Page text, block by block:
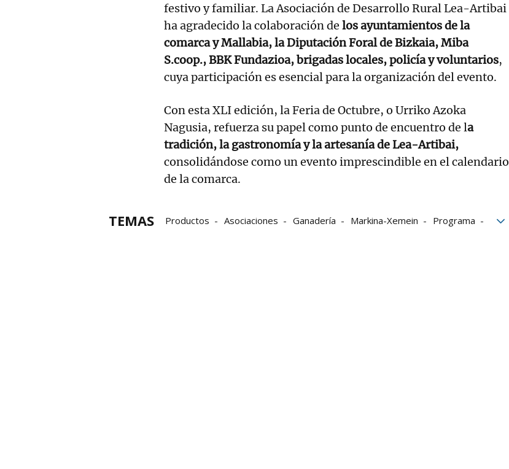
festivo y familiar. La Asociación de Desarrollo Rural Lea-Artibai
ha agradecido la colaboración de los ayuntamientos de la
comarca y Mallabia, la Diputación Foral de Bizkaia, Miba
S.coop., BBK Fundazioa, brigadas locales, policía y voluntarios,
cuya participación es esencial para la organización del evento.
Con esta XLI edición, la Feria de Octubre, o Urriko Azoka
Nagusia, refuerza su papel como punto de encuentro de la
tradición, la gastronomía y la artesanía de Lea-Artibai,
consolidándose como un evento imprescindible en el calendario
de la comarca.
TEMAS Productos Asociaciones Ganadería Markina-Xemein
Programa